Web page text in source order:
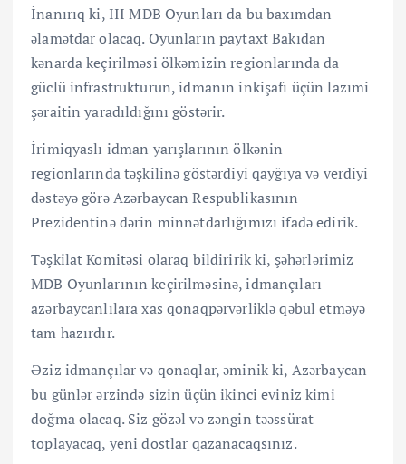
İnanırıq ki, III MDB Oyunları da bu baxımdan
əlamətdar olacaq. Oyunların paytaxt Bakıdan
kənarda keçirilməsi ölkəmizin regionlarında da
güclü infrastrukturun, idmanın inkişafı üçün lazımi
şəraitin yaradıldığını göstərir.
İrimiqyaslı idman yarışlarının ölkənin
regionlarında təşkilinə göstərdiyi qayğıya və verdiyi
dəstəyə görə Azərbaycan Respublikasının
Prezidentinə dərin minnətdarlığımızı ifadə edirik.
Təşkilat Komitəsi olaraq bildiririk ki, şəhərlərimiz
MDB Oyunlarının keçirilməsinə, idmançıları
azərbaycanlılara xas qonaqpərvərliklə qəbul etməyə
tam hazırdır.
Əziz idmançılar və qonaqlar, əminik ki, Azərbaycan
bu günlər ərzində sizin üçün ikinci eviniz kimi
doğma olacaq. Siz gözəl və zəngin təəssürat
toplayacaq, yeni dostlar qazanacaqsınız.